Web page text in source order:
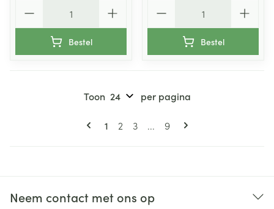
Bestel Bestel
Pagina's
U lees momenteel pagina
1 Pagina
2 Pagina
3 ... Pagina
9
Toon per pagina
Neem contact met ons op